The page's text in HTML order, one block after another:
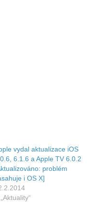
vydal aktualizace iOS
6.1.6 a Apple TV 6.0.2
problém
i OS X]